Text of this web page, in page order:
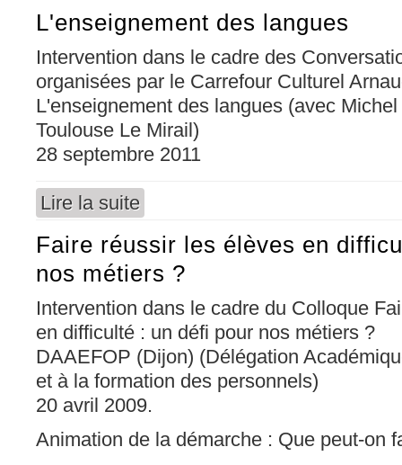
L'enseignement des langues
Intervention dans le cadre des
organisées par le Carrefour Culturel
L'enseignement des langues (avec
Toulouse Le Mirail)
28 septembre 2011
Lire la suite
Faire réussir les élèves en
nos métiers ?
Intervention dans le cadre du Colloque
en difficulté : un défi pour nos métiers ?
DAAEFOP (Dijon) (Délégation
et à la formation des personnels)
20 avril 2009.
Animation de la démarche : Que peut-on